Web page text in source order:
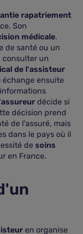
rapatriement
Son
médicale.
de santé ou un
consulter un
de l'assisteur
échange ensuite
décide si
décision prend
de l'assuré, mais
dans le pays où il
de soins
en France.
en organise